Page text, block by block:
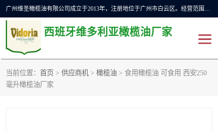
广州维圣橄榄油有限公司成立于2013年，注册地位于广州市白云区。经营范围包括饲料原料销售;畜牧渔业饲料销售;化妆品批发;贸易经纪;食品进出口等，主要产品有：橄榄果渣油，橄榄油，纯橄榄油等。
西班牙维多利亚橄榄油厂家
当前位置： 首页 > 供应商机 > 橄榄油 > 食用橄榄油 可食用 西安250
毫升橄榄油厂家
橄榄油